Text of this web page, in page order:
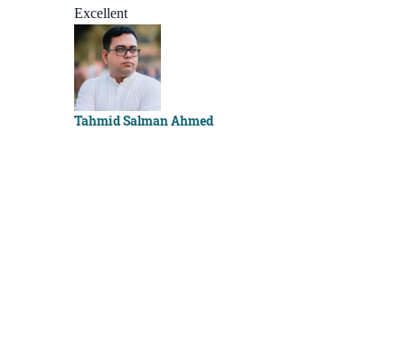
Excellent
Tahmid Salman Ahmed